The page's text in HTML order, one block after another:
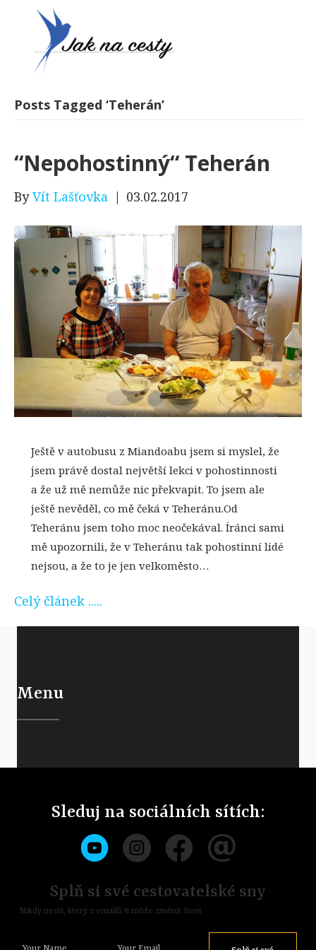
Posts Tagged ‘Teherán’
“Nepohostinný“ Teherán
ByVít Lašťovka | 03.02.2017
Ještě v autobusu z Miandoabu jsem si myslel, že
jsem právě dostal největší lekci v pohostinnosti
a že už mě nemůže nic překvapit. To jsem ale
ještě nevěděl, co mě čeká v Teheránu.Od
Teheránu jsem toho moc neočekával. Íránci sami
mě upozornili, že v Teheránu tak pohostinní lidé
nejsou, a že to je jen velkoměsto…
Celý článek .....
Menu
Sleduj na sociálních sítích:
Splň si své cestovatelské sny
Nikdy nevíš, který z emailů ti může změnit život